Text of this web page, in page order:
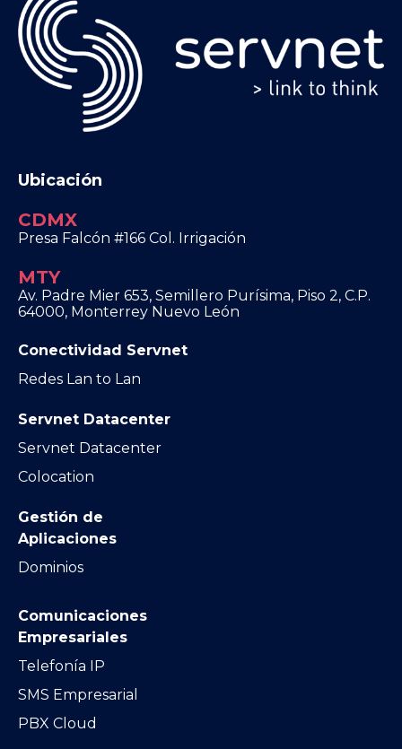
Ubicación
CDMX
Presa Falcón #166 Col. Irrigación
MTY
Av. Padre Mier 653, Semillero Purísima, Piso 2, C.P.
64000, Monterrey Nuevo León
Conectividad Servnet
Redes Lan to Lan
Servnet Datacenter
Servnet Datacenter
Colocation
Gestión de
Aplicaciones
Dominios
Comunicaciones
Empresariales
Telefonía IP
SMS Empresarial
PBX Cloud